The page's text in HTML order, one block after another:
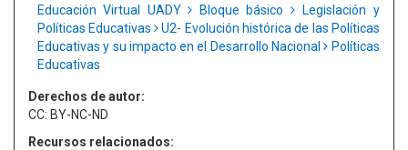
Educación Virtual UADY
Bloque básico
Legislación y
Políticas Educativas
U2- Evolución histórica de las Políticas
Educativas y su impacto en el Desarrollo Nacional
Políticas
Educativas
Derechos de autor:
CC: BY-NC-ND
Recursos relacionados: